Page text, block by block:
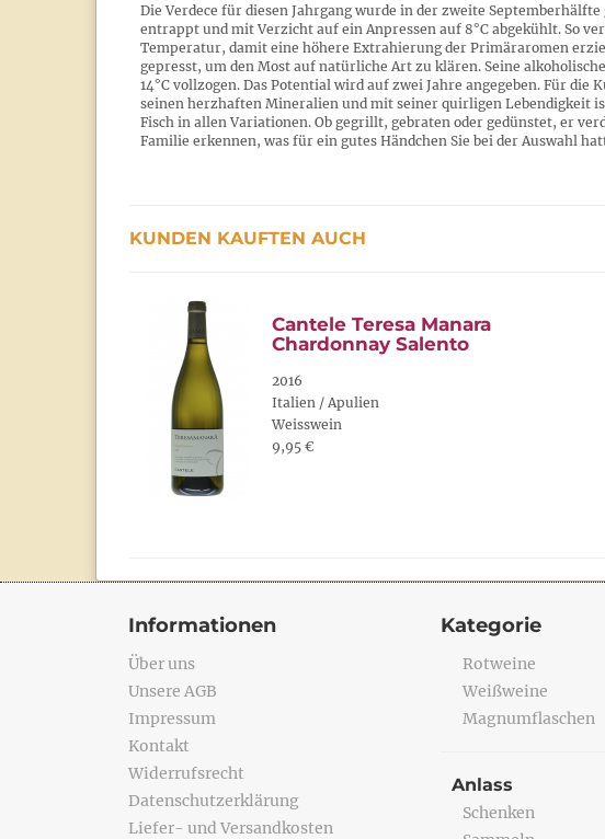
Die Verdece für diesen Jahrgang wurde in der zweite
entrappt und mit Verzicht auf ein Anpressen auf 8°C abgekühlt. So
Temperatur, damit eine höhere Extrahierung der Primäraromen
gepresst, um den Most auf natürliche Art zu klären. Seine
14°C vollzogen. Das Potential wird auf zwei Jahre angegeben. Für
seinen herzhaften Mineralien und mit seiner quirligen Lebendigkeit
Fisch in allen Variationen. Ob gegrillt, gebraten oder gedünstet, er
Familie erkennen, was für ein gutes Händchen Sie bei der Auswahl
KUNDEN KAUFTEN AUCH
Cantele Teresa Manara
Chardonnay Salento
2016
Italien / Apulien
Weisswein
9,95 €
Informationen
Über uns
Unsere AGB
Impressum
Kontakt
Widerrufsrecht
Datenschutzerklärung
Liefer- und Versandkosten
Kategorie
Rotweine
Weißweine
Magnumflaschen
Anlass
Schenken